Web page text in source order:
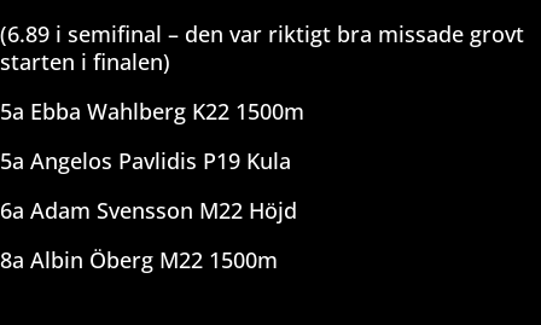
(6.89 i semifinal – den var riktigt bra missade grovt
starten i finalen)
5a Ebba Wahlberg K22 1500m
5a Angelos Pavlidis P19 Kula
6a Adam Svensson M22 Höjd
8a Albin Öberg M22 1500m